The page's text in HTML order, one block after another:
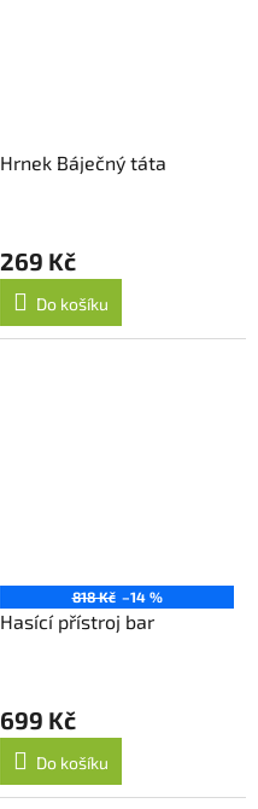
Hrnek Báječný táta
269 Kč
Do košíku
818 Kč –14 %
Hasící přístroj bar
699 Kč
Do košíku